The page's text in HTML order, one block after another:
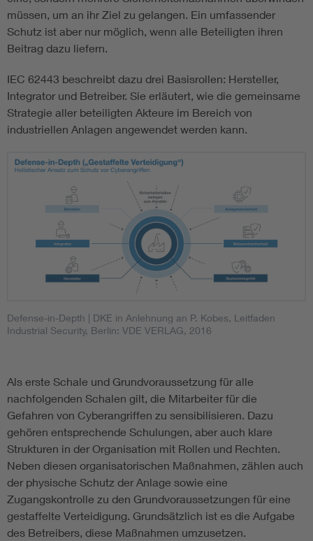
müssen, um an ihr Ziel zu gelangen. Ein umfassender
Schutz ist aber nur möglich, wenn alle Beteiligten ihren
Beitrag dazu liefern.
IEC 62443 beschreibt dazu drei Basisrollen: Hersteller,
Integrator und Betreiber. Sie erläutert, wie die gemeinsame
Strategie aller beteiligten Akteure im Bereich von
industriellen Anlagen angewendet werden kann.
Defense-in-Depth | DKE in Anlehnung an P. Kobes, Leitfaden
Industrial Security, Berlin: VDE VERLAG, 2016
Als erste Schale und Grundvoraussetzung für alle
nachfolgenden Schalen gilt, die Mitarbeiter für die
Gefahren von Cyberangriffen zu sensibilisieren. Dazu
gehören entsprechende Schulungen, aber auch klare
Strukturen in der Organisation mit Rollen und Rechten.
Neben diesen organisatorischen Maßnahmen, zählen auch
der physische Schutz der Anlage sowie eine
Zugangskontrolle zu den Grundvoraussetzungen für eine
gestaffelte Verteidigung. Grundsätzlich ist es die Aufgabe
des Betreibers, diese Maßnahmen umzusetzen.